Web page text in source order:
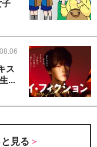
子
ス
...
見る